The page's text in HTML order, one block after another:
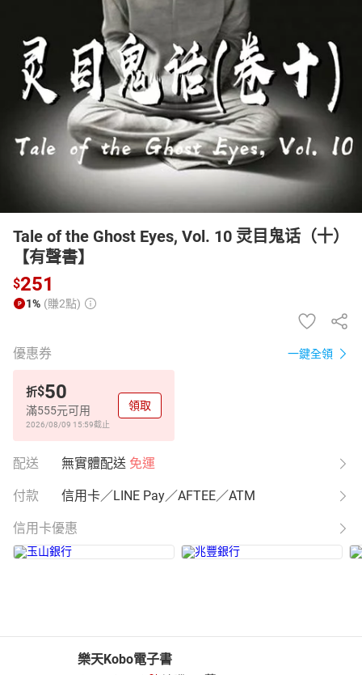
男裝 化妝保養
日本購物 電子/紙本書
HOT
Tale of the Ghost Eyes, Vol. 10 灵目鬼话（十）
【有聲書】
$251
1% (賺2點)
優惠券 一鍵全領
折$50
滿555元可用
2026/08/09 15:59截止
領取
配送 無實體配送 免運
付款 信用卡／LINE Pay／AFTEE／ATM
信用卡優惠
樂天Kobo電子書